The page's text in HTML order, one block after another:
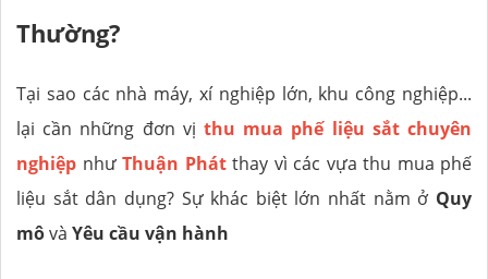
Thường?
Tại sao các nhà máy, xí nghiệp lớn, khu công nghiệp...
lại cần những đơn vị thu mua phế liệu sắt chuyên
nghiệp như Thuận Phátthay vì các vựa thu mua phế
liệu sắt dân dụng? Sự khác biệt lớn nhất nằm ở Quy
môvà Yêu cầu vận hành